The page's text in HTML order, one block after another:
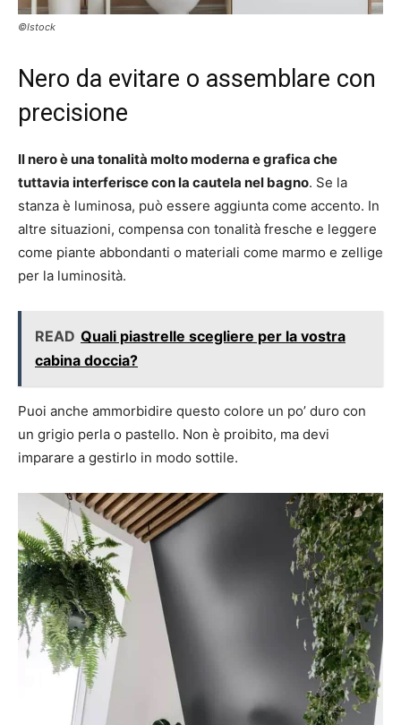
©Istock
Nero da evitare o assemblare con
precisione
Il nero è una tonalità molto moderna e grafica che
tuttavia interferisce con la cautela nel bagno. Se la
stanza è luminosa, può essere aggiunta come accento. In
altre situazioni, compensa con tonalità fresche e leggere
come piante abbondanti o materiali come marmo e zellige
per la luminosità.
READ Quali piastrelle scegliere per la vostra
cabina doccia?
Puoi anche ammorbidire questo colore un po’ duro con
un grigio perla o pastello. Non è proibito, ma devi
imparare a gestirlo in modo sottile.